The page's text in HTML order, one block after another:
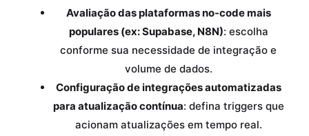
Avaliação das plataformas no-code mais
populares (ex: Supabase, N8N): escolha
conforme sua necessidade de integração e
volume de dados.
Configuração de integrações automatizadas
para atualização contínua: defina triggers que
acionam atualizações em tempo real.